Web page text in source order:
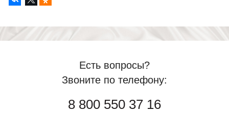
Есть вопросы?
Звоните по телефону:
8 800 550 37 16